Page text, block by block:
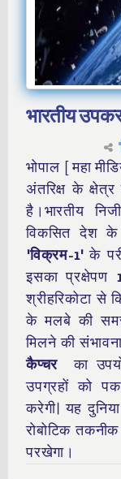
भारतीय
भोपाल [ महा
अंतरिक्ष के
है।भारतीय
विकसित देश के
'विक्रम-1'के
इसका प्रक्षेपण
श्रीहरिकोटा से
के मलबे की
मिलने की
कैप्चर का
उपग्रहों को
करेगी| यह
रोबोटिक
परखेगा।